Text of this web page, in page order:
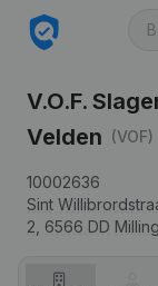
V.O.F.
Velden (VOF)
10002636
Sint
2, 6566 DD